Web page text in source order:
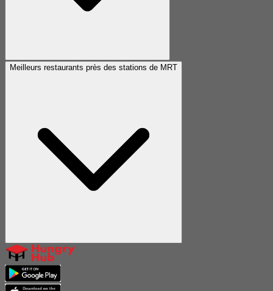
Meilleurs restaurants près des stations de MRT